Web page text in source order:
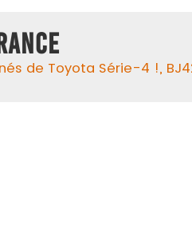
de Toyota Série-4 !,